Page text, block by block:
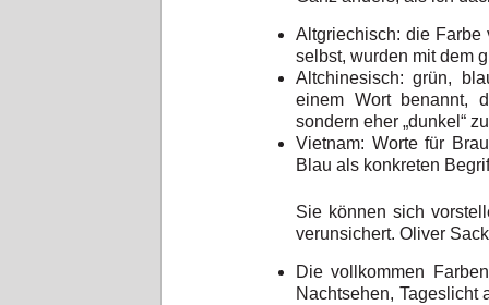
Altgriechisch: die Farbe
selbst, wurden mit dem
Altchinesisch: grün,
einem Wort benannt,
sondern eher „dunkel“
Vietnam: Worte für
Blau als konkreten
Sie können sich
verunsichert. Oliver
Die vollkommen
Nachtsehen, Tageslicht